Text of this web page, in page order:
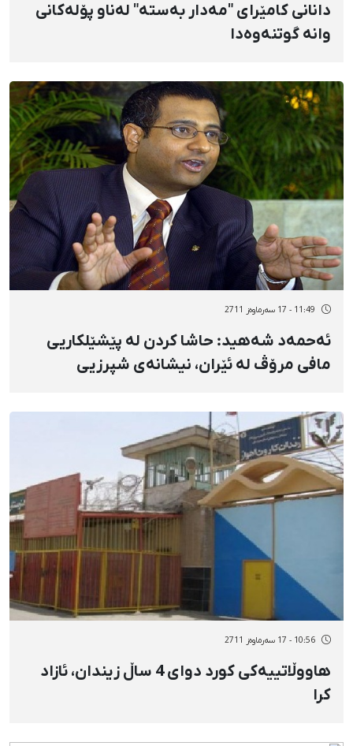
دانانی كامێرای "مەدار بەستە" لەناو پۆلەكانی
وانە گوتنەوەدا
11:49 - 17 سەرماوەز 2711
ئەحمەد شەهید: حاشا كردن لە پێشێلكاریی
مافی مرۆڤ لە ئێران، نیشانەی شپرزیی
10:56 - 17 سەرماوەز 2711
هاووڵاتيیەكی كورد دوای 4 ساڵ زیندان، ئازاد
كرا